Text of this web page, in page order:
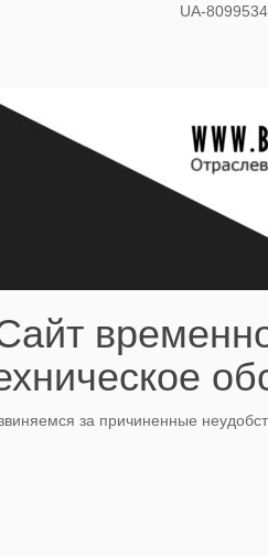
UA-
за причиненные